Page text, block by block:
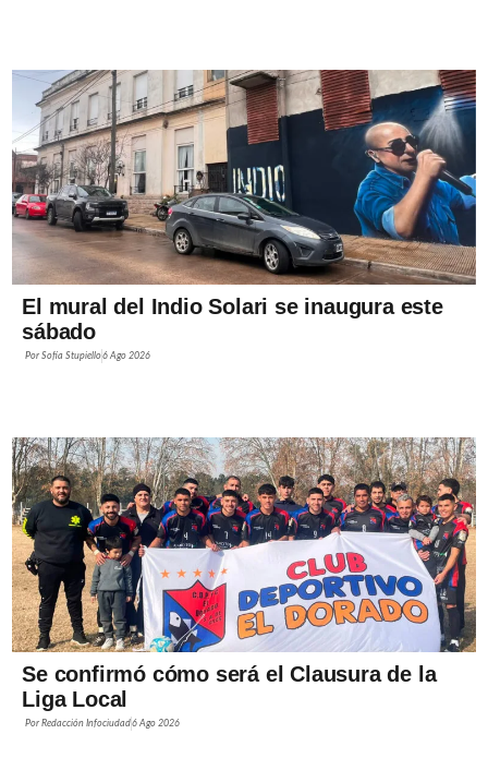
El mural del Indio Solari se inaugura este
sábado
PorSofía Stupiello6 Ago 2026
Se confirmó cómo será el Clausura de la
Liga Local
PorRedacción Infociudad6 Ago 2026